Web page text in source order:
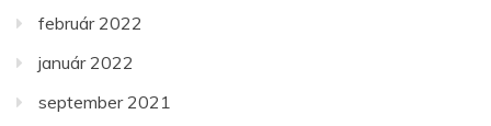
február 2022
január 2022
september 2021